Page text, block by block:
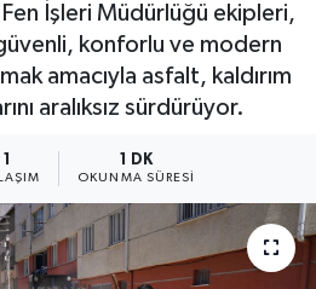
İşleri Müdürlüğü ekipleri,
konforlu ve modern
amacıyla asfalt, kaldırım
aralıksız sürdürüyor.
1 DK
OKUNMA SÜRESI